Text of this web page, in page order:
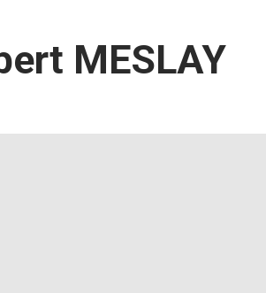
MESLAY